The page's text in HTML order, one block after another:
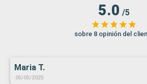
5.0 /5
sobre 8 opinión del
Maria T.
05/05/2025